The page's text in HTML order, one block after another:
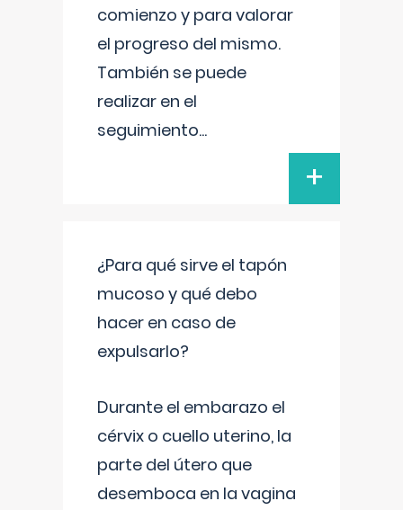
comienzo y para valorar
el progreso del mismo.
También se puede
realizar en el
seguimiento...
+
¿Para qué sirve el tapón
mucoso y qué debo
hacer en caso de
expulsarlo?
Durante el embarazo el
cérvix o cuello uterino, la
parte del útero que
desemboca en la vagina